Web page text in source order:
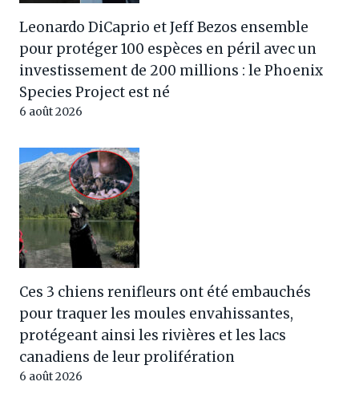
Leonardo DiCaprio et Jeff Bezos ensemble
pour protéger 100 espèces en péril avec un
investissement de 200 millions : le Phoenix
Species Project est né
6 août 2026
Ces 3 chiens renifleurs ont été embauchés
pour traquer les moules envahissantes,
protégeant ainsi les rivières et les lacs
canadiens de leur prolifération
6 août 2026